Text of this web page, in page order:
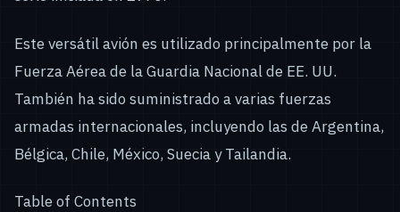
Este versátil avión es utilizado principalmente por la
Fuerza Aérea de la Guardia Nacional de EE. UU.
También ha sido suministrado a varias fuerzas
armadas internacionales, incluyendo las de Argentina,
Bélgica, Chile, México, Suecia y Tailandia.
Table of Contents